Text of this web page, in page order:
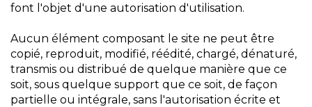
font l'objet d'une autorisation d'utilisation.
Aucun élément composant le site ne peut être
copié, reproduit, modifié, réédité, chargé, dénaturé,
transmis ou distribué de quelque manière que ce
soit, sous quelque support que ce soit, de façon
partielle ou intégrale, sans l'autorisation écrite et